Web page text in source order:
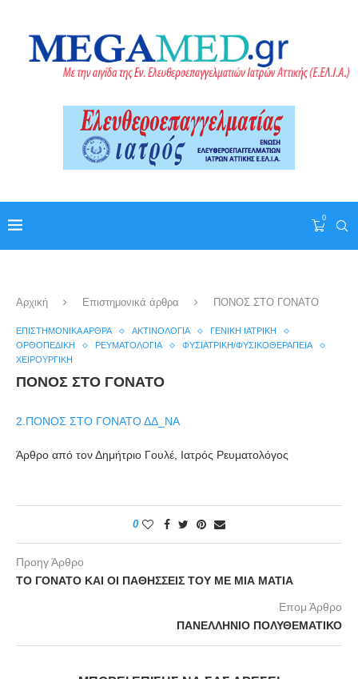
0
Αρχική Επιστημονικά άρθρα ΠΟΝΟΣ ΣΤΟ ΓΟΝΑΤΟ
ΕΠΙΣΤΗΜΟΝΙΚΆ ΆΡΘΡΑ ΑΚΤΙΝΟΛΟΓΊΑ
ΓΕΝΙΚΉ ΙΑΤΡΙΚΉ
ΟΡΘΟΠΕΔΙΚΉ
ΡΕΥΜΑΤΟΛΟΓΊΑ
ΦΥΣΙΑΤΡΙΚΉ/ΦΥΣΙΚΟΘΕΡΑΠΕΊΑ
ΧΕΙΡΟΥΡΓΙΚΉ
ΠΟΝΟΣ ΣΤΟ ΓΟΝΑΤΟ
2.ΠΟΝΟΣ ΣΤΟ ΓΟΝΑΤΟ ΔΔ_ΝΑ
Άρθρο από τον Δημήτριο Γουλέ, Ιατρός Ρευματολόγος
0
Προηγ Άρθρο
ΤΟ ΓΟΝΑΤΟ ΚΑΙ ΟΙ ΠΑΘΗΣΣΕΙΣ ΤΟΥ ΜΕ ΜΙΑ ΜΑΤΙΑ
Επομ Άρθρο
ΠΑΝΕΛΛΗΝΙΟ ΠΟΛΥΘΕΜΑΤΙΚΟ